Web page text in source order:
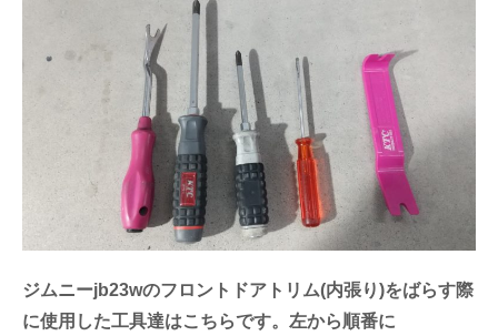
ジムニーjb23wのフロントドアトリム(内張り)をばらす際
に使用した工具達はこちらです。左から順番に